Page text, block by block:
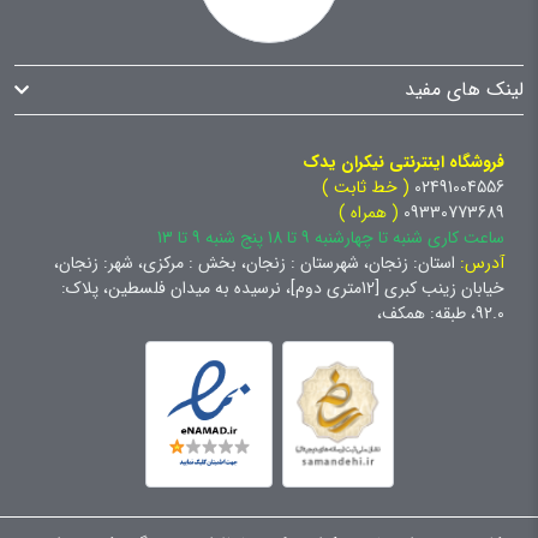
لینک های مفید
فروشگاه اینترنتی نیکران یدک
02491004556 ( خط ثابت )
09330773689 ( همراه )
ساعت کاری شنبه تا چهارشنبه 9 تا 18 پنج شنبه 9 تا 13
آدرس: استان: زنجان، شهرستان : زنجان، بخش : مرکزی، شهر: زنجان،
خیابان زینب کبری [12متری دوم]، نرسیده به میدان فلسطین، پلاک:
92.0، طبقه: همکف،